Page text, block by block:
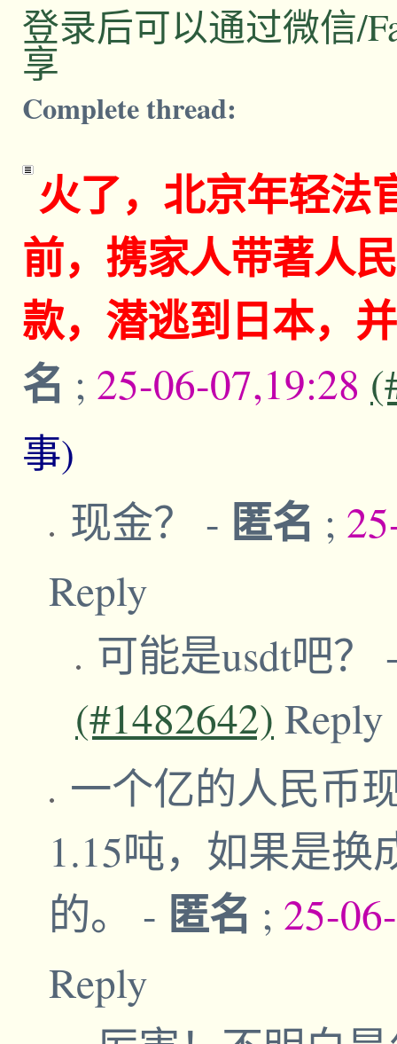
登录后可以通过微信/
享
Complete thread:
火了，北京年轻法
前，携家人带著人
款，潜逃到日本，
名 ; 25-06-07,19:28
事)
现金？ - 匿名 ;
Reply
可能是usdt吧？
(#1482642) Reply
一个亿的人民币
1.15吨，如果是
的。 - 匿名 ; 25-
Reply